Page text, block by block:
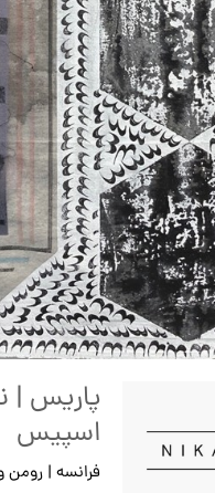
پاریس |
اسپیس
فرانسه |